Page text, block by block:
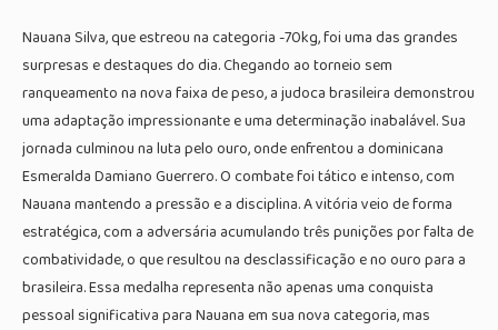
Nauana Silva, que estreou na categoria -70kg, foi uma das grandes
surpresas e destaques do dia. Chegando ao torneio sem
ranqueamento na nova faixa de peso, a judoca brasileira demonstrou
uma adaptação impressionante e uma determinação inabalável. Sua
jornada culminou na luta pelo ouro, onde enfrentou a dominicana
Esmeralda Damiano Guerrero. O combate foi tático e intenso, com
Nauana mantendo a pressão e a disciplina. A vitória veio de forma
estratégica, com a adversária acumulando três punições por falta de
combatividade, o que resultou na desclassificação e no ouro para a
brasileira. Essa medalha representa não apenas uma conquista
pessoal significativa para Nauana em sua nova categoria, mas